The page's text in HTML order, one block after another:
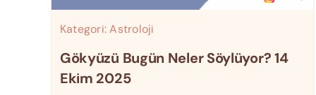
Kategori:Astroloji
Gökyüzü Bugün Neler Söylüyor? 14
Ekim 2025